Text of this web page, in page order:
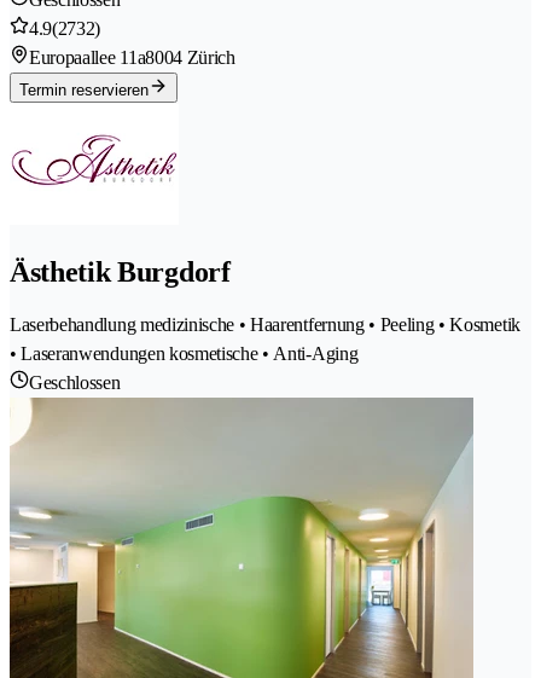
4.9(2732)
Europaallee 11a8004 Zürich
Termin reservieren
Ästhetik Burgdorf
Laserbehandlung medizinische • Haarentfernung • Peeling • Kosmetik
• Laseranwendungen kosmetische • Anti-Aging
Geschlossen